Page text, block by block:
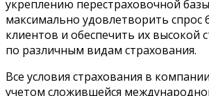
укреплению перестраховочной
максимально удовлетворить спрос
клиентов и обеспечить их высокой
по различным видам страхования.
Все условия страхования в
учетом сложившейся